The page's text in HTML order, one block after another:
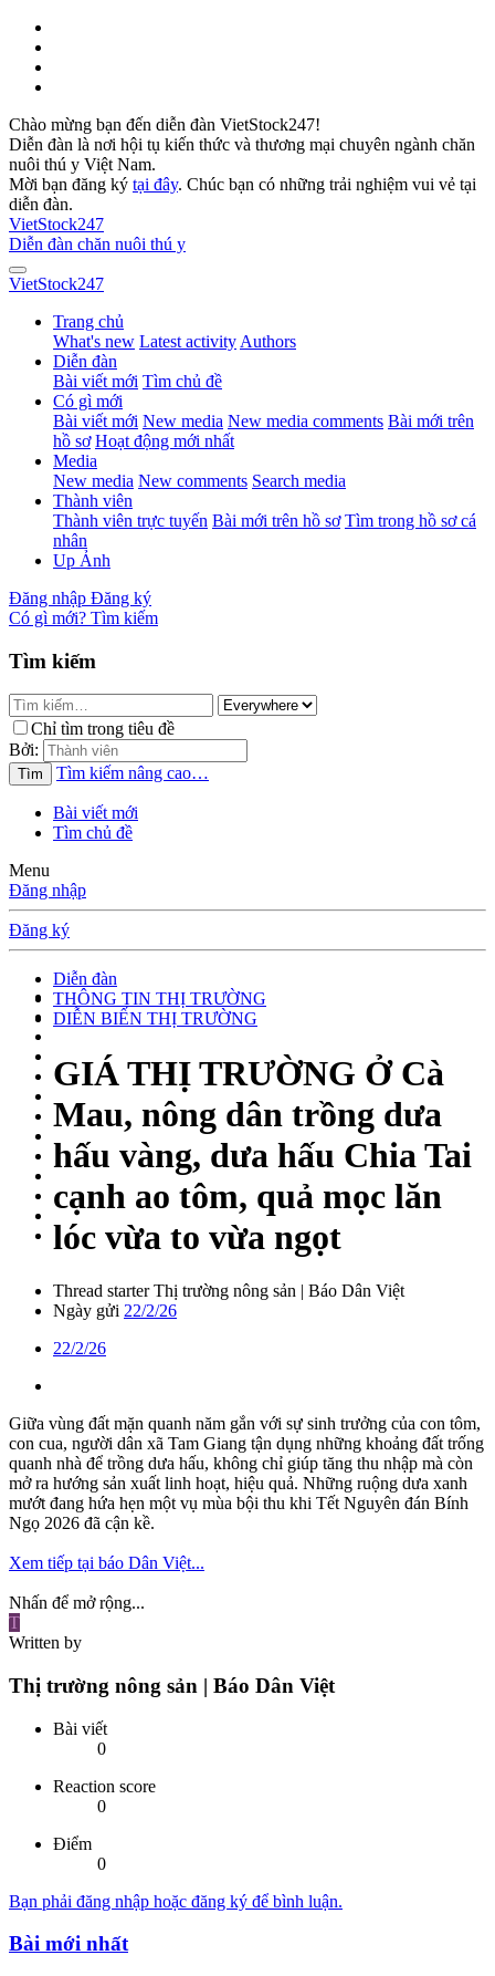
Chào mừng bạn đến diễn đàn VietStock247!
Diễn đàn là nơi hội tụ kiến thức và thương mại chuyên ngành chăn
nuôi thú y Việt Nam.
Mời bạn đăng ký tại đây. Chúc bạn có những trải nghiệm vui vẻ tại
diễn đàn.
VietStock247
Diễn đàn chăn nuôi thú y
VietStock247
Trang chủ
What's new Latest activity Authors
Diễn đàn
Bài viết mới Tìm chủ đề
Có gì mới
Bài viết mới New media New media comments Bài mới trên
hồ sơ Hoạt động mới nhất
Media
New media New comments Search media
Thành viên
Thành viên trực tuyến Bài mới trên hồ sơ Tìm trong hồ sơ cá
nhân
Up Ảnh
Đăng nhập Đăng ký
Có gì mới? Tìm kiếm
Tìm kiếm
Chỉ tìm trong tiêu đề
Bởi:
Tìm Tìm kiếm nâng cao…
Bài viết mới
Tìm chủ đề
Menu
Đăng nhập
Đăng ký
Diễn đàn
THÔNG TIN THỊ TRƯỜNG
DIỄN BIẾN THỊ TRƯỜNG
GIÁ THỊ TRƯỜNG Ở Cà
Mau, nông dân trồng dưa
hấu vàng, dưa hấu Chia Tai
cạnh ao tôm, quả mọc lăn
lóc vừa to vừa ngọt
Thread starter Thị trường nông sản | Báo Dân Việt
Ngày gửi 22/2/26
22/2/26
Giữa vùng đất mặn quanh năm gắn với sự sinh trưởng của con tôm,
con cua, người dân xã Tam Giang tận dụng những khoảng đất trống
quanh nhà để trồng dưa hấu, không chỉ giúp tăng thu nhập mà còn
mở ra hướng sản xuất linh hoạt, hiệu quả. Những ruộng dưa xanh
mướt đang hứa hẹn một vụ mùa bội thu khi Tết Nguyên đán Bính
Ngọ 2026 đã cận kề.
Xem tiếp tại báo Dân Việt...
Nhấn để mở rộng...
T
Written by
Thị trường nông sản | Báo Dân Việt
Bài viết
0
Reaction score
0
Điểm
0
Bạn phải đăng nhập hoặc đăng ký để bình luận.
Bài mới nhất